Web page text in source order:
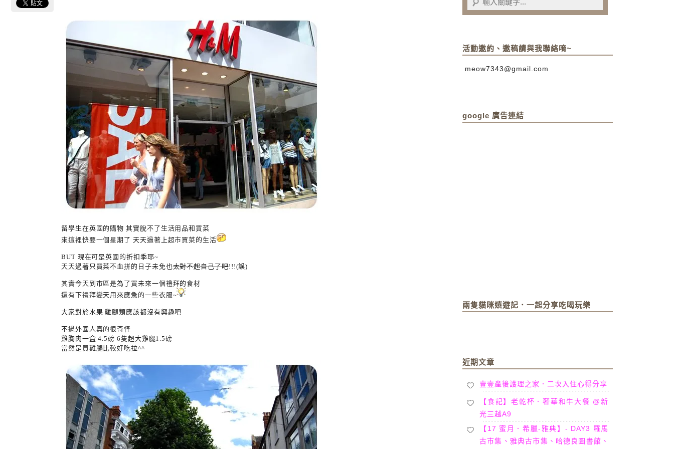
留學生在英國的購物 其實脫不了生活用品和買菜
來這裡快要一個星期了 天天過著上超市買菜的生活
BUT 現在可是英國的折扣季耶~
天天過著只買菜不血拼的日子未免也太對不起自己了吧!!!(誤)
其實今天到市區是為了買未來一個禮拜的食材
還有下禮拜變天用來應急的一些衣服~
大家對於水果 雞腿類應該都沒有興趣吧
不過外國人真的很奇怪
雞胸肉一盒 4.5磅 6隻超大雞腿1.5磅
當然是買雞腿比較好吃拉^^
活動邀約、邀稿請與我聯絡唷~
meow7343@gmail.com
google 廣告連結
兩隻貓咪嬉遊記．一起分享吃喝玩樂
近期文章
壹壹產後護理之家．二次入住心得分享
【食記】老乾杯．奢華和牛大餐 @新
光三越A9
【17 蜜月．希臘-雅典】- DAY3 羅馬
古市集、雅典古市集、哈德良圖書館、